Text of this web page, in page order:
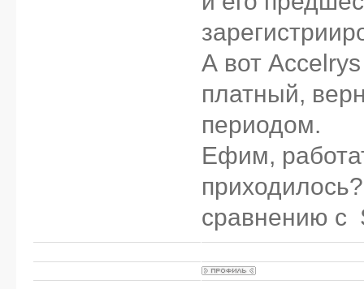
А вот
платный,
периодом.
Ефим,
сравнению с